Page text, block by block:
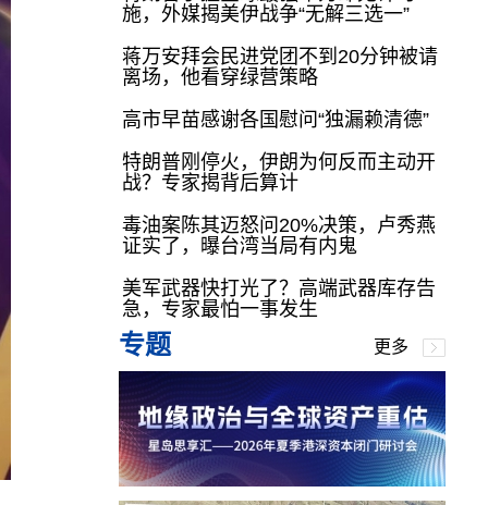
施，外媒揭美伊战争“无解三选一”
蒋万安拜会民进党团不到20分钟被请
离场，他看穿绿营策略
高市早苗感谢各国慰问“独漏赖清德”
特朗普刚停火，伊朗为何反而主动开
战？专家揭背后算计
毒油案陈其迈怒问20%决策，卢秀燕
证实了，曝台湾当局有内鬼
美军武器快打光了？高端武器库存告
急，专家最怕一事发生
专题 更多